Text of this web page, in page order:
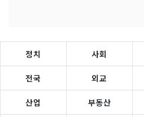
정치 사회
전국 외교
산업 부동산